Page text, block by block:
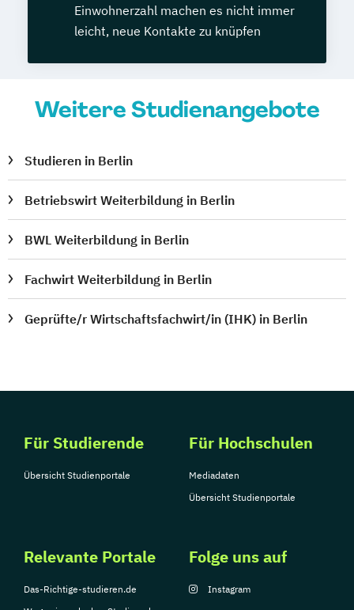
Einwohnerzahl machen es nicht immer
leicht, neue Kontakte zu knüpfen
Weitere Studienangebote
Studieren in Berlin
Betriebswirt Weiterbildung in Berlin
BWL Weiterbildung in Berlin
Fachwirt Weiterbildung in Berlin
Geprüfte/r Wirtschaftsfachwirt/in (IHK) in Berlin
Für Studierende
Übersicht Studienportale
Für Hochschulen
Mediadaten
Übersicht Studienportale
Relevante Portale
Das-Richtige-studieren.de
Folge uns auf
Instagram